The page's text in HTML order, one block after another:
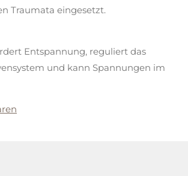
Traumata eingesetzt.
Entspannung, reguliert das
und kann Spannungen im